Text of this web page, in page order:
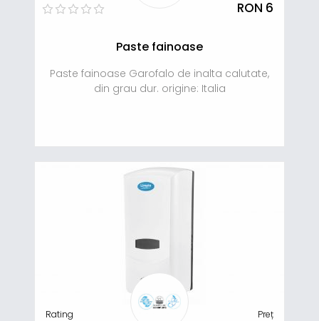
RON 6
Paste fainoase
Paste fainoase Garofalo de inalta calutate,
din grau dur. origine: Italia
Rating Preț